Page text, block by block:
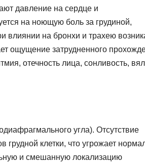
давление на сердце и
на ноющую боль за грудиной,
влиянии на бронхи и трахею
ощущение затрудненного
отечность лица, сонливость,
угла). Отсутствие
клетки, что угрожает
и смешанную локализацию